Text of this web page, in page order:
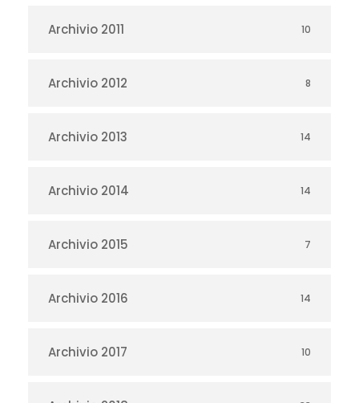
Archivio 2011 10
Archivio 2012 8
Archivio 2013 14
Archivio 2014 14
Archivio 2015 7
Archivio 2016 14
Archivio 2017 10